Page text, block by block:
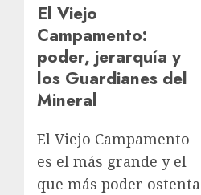
El Viejo
Campamento:
poder, jerarquía y
los Guardianes del
Mineral
El Viejo Campamento
es el más grande y el
que más poder ostenta